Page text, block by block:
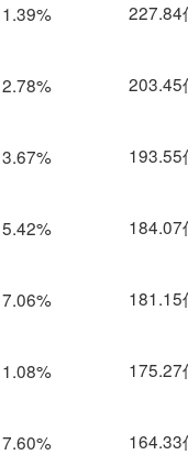
1.39% 227.84
2.78% 203.45
3.67% 193.55
5.42% 184.07
7.06% 181.15
1.08% 175.27
7.60% 164.33